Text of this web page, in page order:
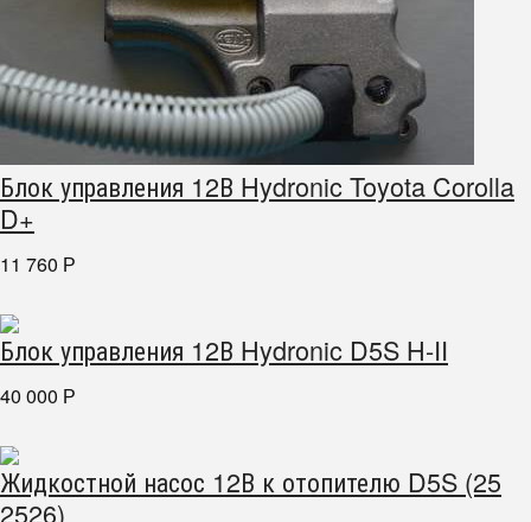
Блок управления 12В Hydronic Toyota Corolla
D+
11 760 Р
Блок управления 12В Hydronic D5S H-II
40 000 Р
Жидкостной насос 12В к отопителю D5S (25
2526)